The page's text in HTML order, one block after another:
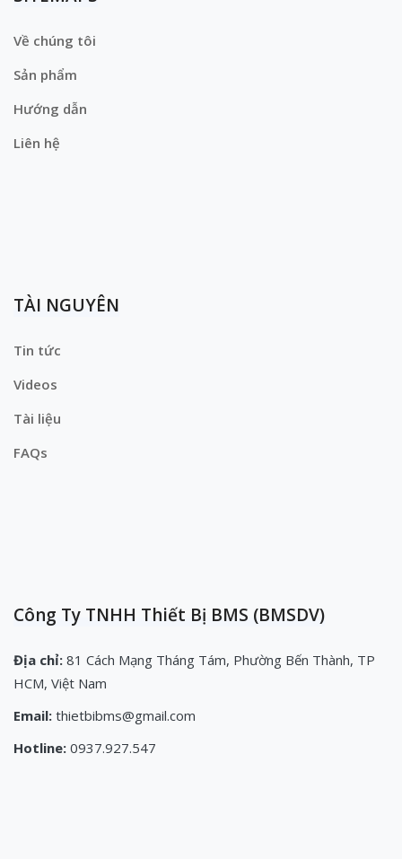
Về chúng tôi
Sản phẩm
Hướng dẫn
Liên hệ
TÀI NGUYÊN
Tin tức
Videos
Tài liệu
FAQs
Công Ty TNHH Thiết Bị BMS (BMSDV)
Địa chỉ: 81 Cách Mạng Tháng Tám, Phường Bến Thành, TP
HCM, Việt Nam
Email: thietbibms@gmail.com
Hotline: 0937.927.547